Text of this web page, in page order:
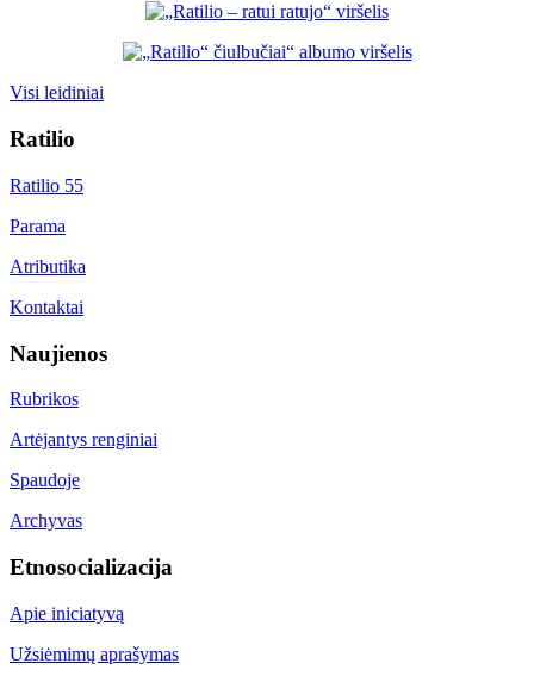
Visi leidiniai
Ratilio
Ratilio 55
Parama
Atributika
Kontaktai
Naujienos
Rubrikos
Artėjantys renginiai
Spaudoje
Archyvas
Etnosocializacija
Apie iniciatyvą
Užsiėmimų aprašymas